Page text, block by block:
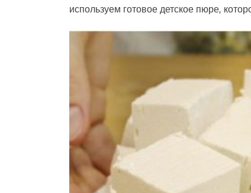
используем готовое детское пюре,